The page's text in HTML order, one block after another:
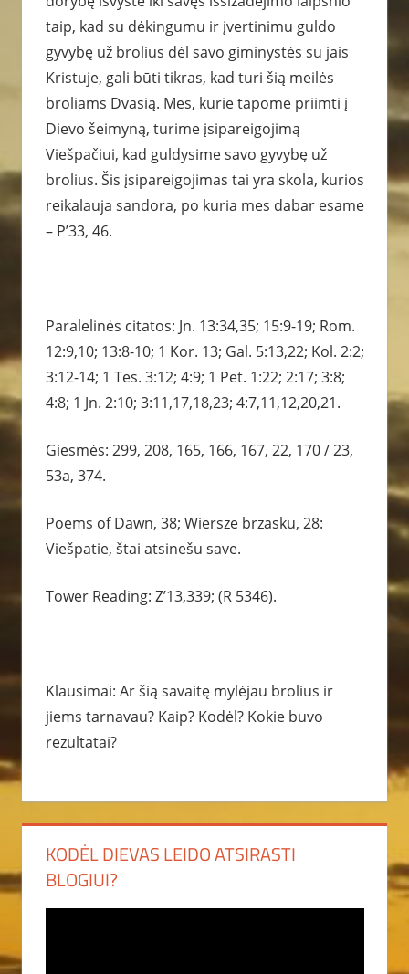
taip, kad su dėkingumu ir įvertinimu guldo
gyvybę už brolius dėl savo giminystės su jais
Kristuje, gali būti tikras, kad turi šią meilės
broliams Dvasią. Mes, kurie tapome priimti į
Dievo šeimyną, turime įsipareigojimą
Viešpačiui, kad guldysime savo gyvybę už
brolius. Šis įsipareigojimas tai yra skola, kurios
reikalauja sandora, po kuria mes dabar esame
– P’33, 46.
Paralelinės citatos: Jn. 13:34,35; 15:9-19; Rom.
12:9,10; 13:8-10; 1 Kor. 13; Gal. 5:13,22; Kol. 2:2;
3:12-14; 1 Tes. 3:12; 4:9; 1 Pet. 1:22; 2:17; 3:8;
4:8; 1 Jn. 2:10; 3:11,17,18,23; 4:7,11,12,20,21.
Giesmės: 299, 208, 165, 166, 167, 22, 170 / 23,
53a, 374.
Poems of Dawn, 38; Wiersze brzasku, 28:
Viešpatie, štai atsinešu save.
Tower Reading: Z’13,339; (R 5346).
Klausimai: Ar šią savaitę mylėjau brolius ir
jiems tarnavau? Kaip? Kodėl? Kokie buvo
rezultatai?
KODĖL DIEVAS LEIDO ATSIRASTI
BLOGIUI?